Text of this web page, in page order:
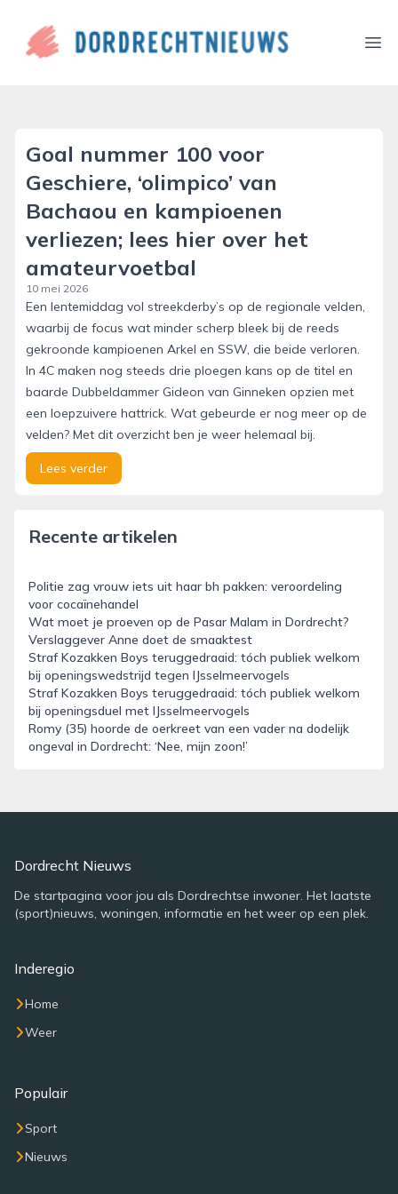
dordrechtnieuws.nl
Goal nummer 100 voor
Geschiere, ‘olimpico’ van
Bachaou en kampioenen
verliezen; lees hier over het
amateurvoetbal
10 mei 2026
Een lentemiddag vol streekderby’s op de regionale velden,
waarbij de focus wat minder scherp bleek bij de reeds
gekroonde kampioenen Arkel en SSW, die beide verloren.
In 4C maken nog steeds drie ploegen kans op de titel en
baarde Dubbeldammer Gideon van Ginneken opzien met
een loepzuivere hattrick. Wat gebeurde er nog meer op de
velden? Met dit overzicht ben je weer helemaal bij.
Lees verder
Recente artikelen
Politie zag vrouw iets uit haar bh pakken: veroordeling
voor cocaïnehandel
Wat moet je proeven op de Pasar Malam in Dordrecht?
Verslaggever Anne doet de smaaktest
Straf Kozakken Boys teruggedraaid: tóch publiek welkom
bij openingswedstrijd tegen IJsselmeervogels
Straf Kozakken Boys teruggedraaid: tóch publiek welkom
bij openingsduel met IJsselmeervogels
Romy (35) hoorde de oerkreet van een vader na dodelijk
ongeval in Dordrecht: ‘Nee, mijn zoon!’
Dordrecht Nieuws
De startpagina voor jou als Dordrechtse inwoner. Het laatste
(sport)nieuws, woningen, informatie en het weer op een plek.
Inderegio
Home
Weer
Populair
Sport
Nieuws